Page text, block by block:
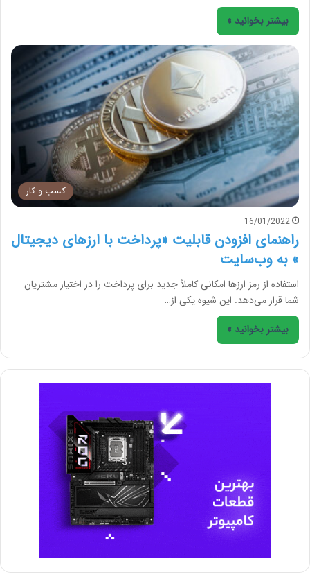
بیشتر بخوانید »
کسب و کار
16/01/2022
راهنمای افزودن قابلیت «پرداخت با ارزهای دیجیتال
» به وب‌سایت
استفاده از رمز ارزها امکانی کاملاً جدید برای پرداخت را در اختیار مشتریان
شما قرار می‌دهد. این شیوه یکی از…
بیشتر بخوانید »